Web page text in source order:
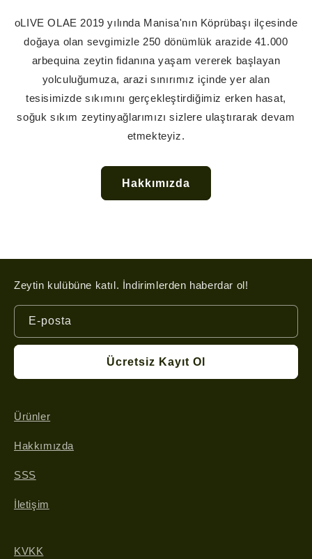
oLIVE OLAE 2019 yılında Manisa'nın Köprübaşı ilçesinde
doğaya olan sevgimizle 250 dönümlük arazide 41.000
arbequina zeytin fidanına yaşam vererek başlayan
yolculuğumuza, arazi sınırımız içinde yer alan
tesisimizde sıkımını gerçekleştirdiğimiz erken hasat,
soğuk sıkım zeytinyağlarımızı sizlere ulaştırarak devam
etmekteyiz.
Hakkımızda
Zeytin kulübüne katıl. İndirimlerden haberdar ol!
E-posta
Ücretsiz Kayıt Ol
Ürünler
Hakkımızda
SSS
İletişim
KVKK